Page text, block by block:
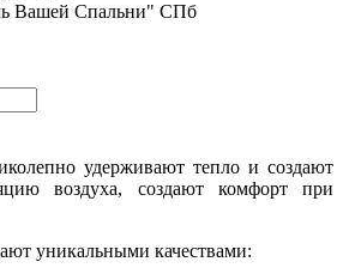
Вашей Спальни" СПб
удерживают тепло и создают
воздуха, создают комфорт при
уникальными качествами: